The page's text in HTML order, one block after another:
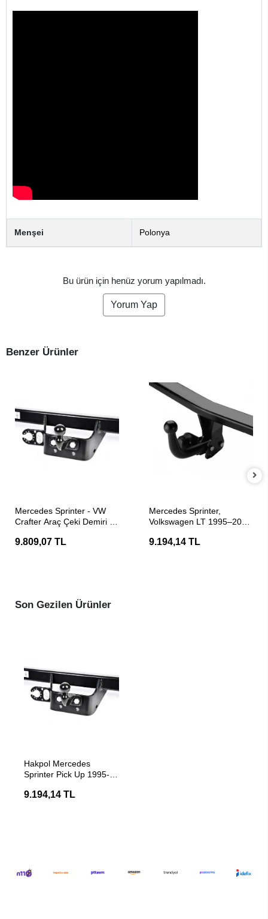
Menşei Polonya
Bu ürün için henüz yorum yapılmadı.
Yorum Yap
Benzer Ürünler
Mercedes Sprinter - VW
Crafter Araç Çeki Demiri -
9.809,07 TL
Mercedes Sprinter,
Volkswagen LT 1995–2006
9.194,14 TL
Son Gezilen Ürünler
Hakpol Mercedes
Sprinter Pick Up 1995-
9.194,14 TL